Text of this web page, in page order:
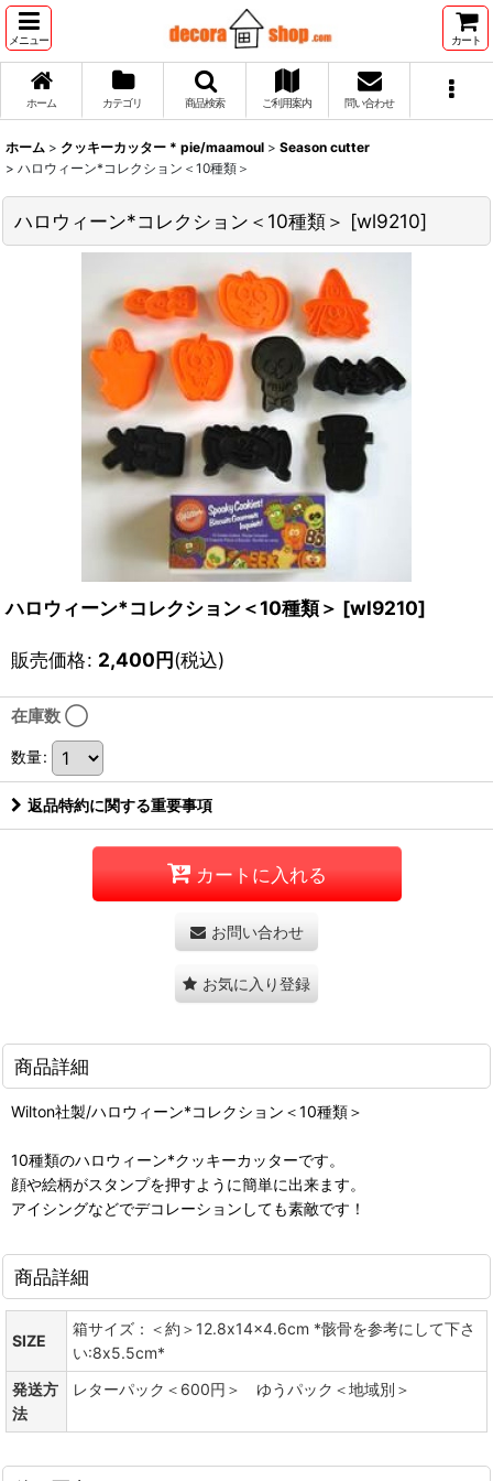
メニュー カート
ホーム カテゴリ 商品検索 ご利用案内 問い合わせ
ホーム > クッキーカッター * pie/maamoul > Season cutter
> ハロウィーン*コレクション＜10種類＞
ハロウィーン*コレクション＜10種類＞ [wl9210]
ハロウィーン*コレクション＜10種類＞ [wl9210]
販売価格: 2,400円(税込)
在庫数 ◯
数量:
返品特約に関する重要事項
カートに入れる
お問い合わせ
お気に入り登録
商品詳細
Wilton社製/ハロウィーン*コレクション＜10種類＞
10種類のハロウィーン*クッキーカッターです。
顔や絵柄がスタンプを押すように簡単に出来ます。
アイシングなどでデコレーションしても素敵です！
商品詳細
SIZE
箱サイズ：＜約＞12.8x14x4.6cm *骸骨を参考にして下さ
い:8x5.5cm*
発送方
法
レターパック＜600円＞ ゆうパック＜地域別＞